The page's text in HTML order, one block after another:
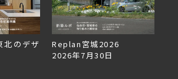
北のデザ
Replan宮城2026
2026年7月30日